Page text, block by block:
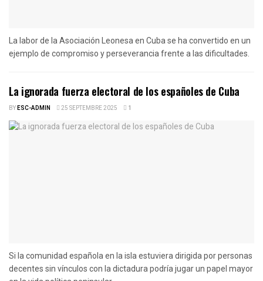
La labor de la Asociación Leonesa en Cuba se ha convertido en un
ejemplo de compromiso y perseverancia frente a las dificultades.
La ignorada fuerza electoral de los españoles de Cuba
BYESC-ADMIN 25 SEPTEMBRE 2025 1
Si la comunidad española en la isla estuviera dirigida por personas
decentes sin vínculos con la dictadura podría jugar un papel mayor